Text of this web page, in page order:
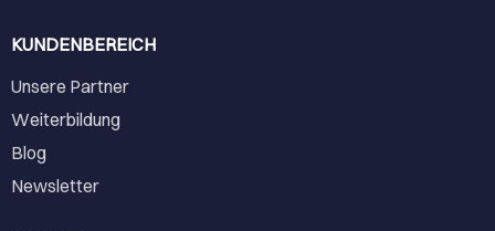
KUNDENBEREICH
Unsere Partner
Weiterbildung
Blog
Newsletter